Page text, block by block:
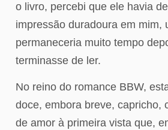
o livro, percebi que ele havia
impressão duradoura em mim,
permaneceria muito tempo
terminasse de ler.
No reino do romance BBW,
doce, embora breve, capricho,
de amor à primeira vista que,